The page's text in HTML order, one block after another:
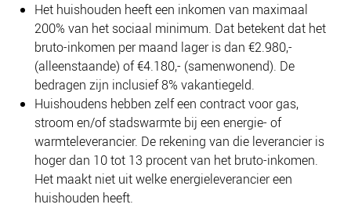
Het huishouden heeft een inkomen van maximaal
200% van het sociaal minimum. Dat betekent dat het
bruto-inkomen per maand lager is dan €2.980,-
(alleenstaande) of €4.180,- (samenwonend). De
bedragen zijn inclusief 8% vakantiegeld.
Huishoudens hebben zelf een contract voor gas,
stroom en/of stadswarmte bij een energie- of
warmteleverancier. De rekening van die leverancier is
hoger dan 10 tot 13 procent van het bruto-inkomen.
Het maakt niet uit welke energieleverancier een
huishouden heeft.